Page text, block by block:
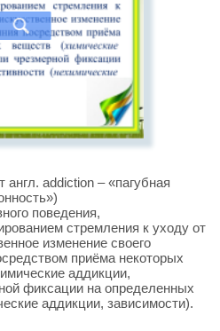
addiction – «пагубная
поведения,
стремления к уходу от
изменение своего
приёма некоторых
аддикции,
фиксации на определенных
аддикции, зависимости).